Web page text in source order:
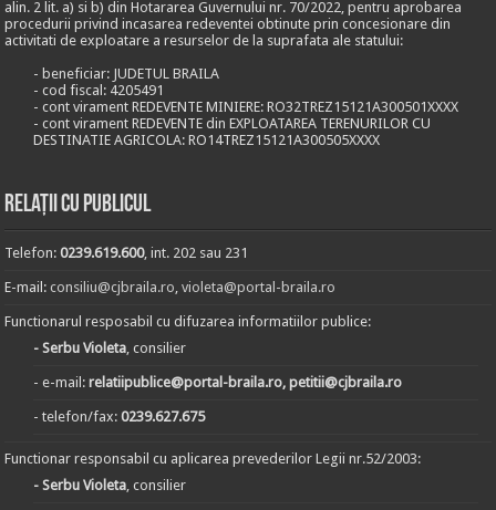
alin. 2 lit. a) si b) din Hotararea Guvernului nr. 70/2022, pentru aprobarea
procedurii privind incasarea redeventei obtinute prin concesionare din
activitati de exploatare a resurselor de la suprafata ale statului:
- beneficiar: JUDETUL BRAILA
- cod fiscal: 4205491
- cont virament REDEVENTE MINIERE: RO32TREZ15121A300501XXXX
- cont virament REDEVENTE din EXPLOATAREA TERENURILOR CU
DESTINATIE AGRICOLA: RO14TREZ15121A300505XXXX
Relații cu publicul
Telefon:0239.619.600, int. 202 sau 231
E-mail:consiliu@cjbraila.ro,violeta@portal-braila.ro
Functionarul resposabil cu difuzarea informatiilor publice:
- Serbu Violeta, consilier
- e-mail:relatiipublice@portal-braila.ro, petitii@cjbraila.ro
- telefon/fax:0239.627.675
Functionar responsabil cu aplicarea prevederilor Legii nr.52/2003:
- Serbu Violeta, consilier